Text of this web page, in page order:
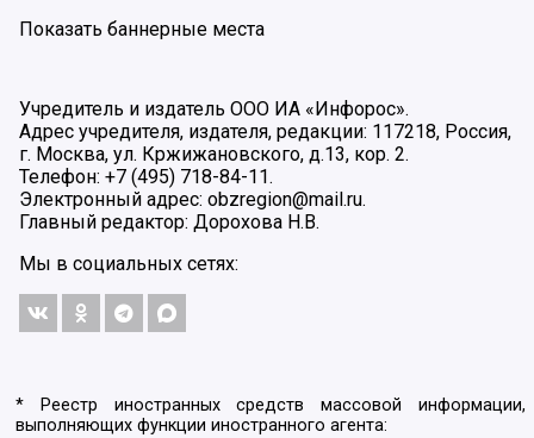
Показать баннерные места
Учредитель и издатель ООО ИА «Инфорос».
Адрес учредителя, издателя, редакции: 117218, Россия,
г. Москва, ул. Кржижановского, д.13, кор. 2.
Телефон: +7 (495) 718-84-11.
Электронный адрес: obzregion@mail.ru.
Главный редактор: Дорохова Н.В.
Мы в социальных сетях:
* Реестр иностранных средств массовой информации,
выполняющих функции иностранного агента: